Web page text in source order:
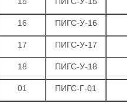
16 ПИГС-У-16
17 ПИГС-У-17
18 ПИГС-У-18
01 ПИГС-Г-01